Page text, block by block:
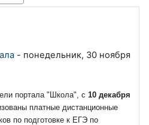
- понедельник, 30 ноября
портала "Школа", с 10 декабря
платные дистанционные
по подготовке к ЕГЭ по